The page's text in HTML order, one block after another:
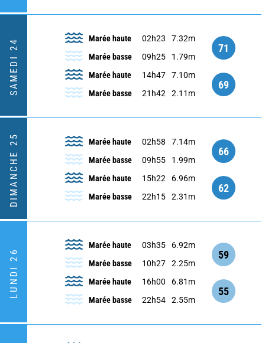
SAMEDI 24 Marée haute 02h23
7.32m
Marée basse
09h25 1.79m
71
Marée haute 14h47
7.10m
Marée basse
21h42 2.11m
69
DIMANCHE 25 Marée haute 02h58
7.14m
Marée basse
09h55 1.99m
66
Marée haute 15h22
6.96m
Marée basse
22h15 2.31m
62
LUNDI 26
Marée haute 03h35
6.92m
Marée basse
10h27 2.25m
59
Marée haute 16h00
6.81m
Marée basse
22h54 2.55m
55